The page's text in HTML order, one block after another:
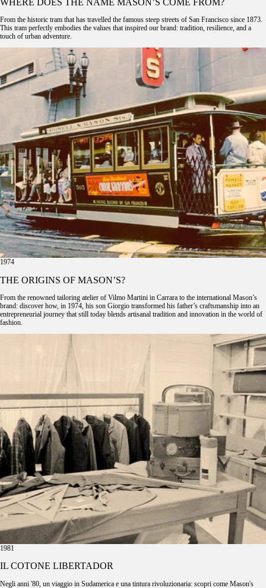
WHERE DOES THE NAME MASON’S COME FROM?
From the historic tram that has travelled the famous steep streets of San Francisco since 1873.
This tram perfectly embodies the values that inspired our brand: tradition, resilience, and a
touch of urban adventure.
1974
THE ORIGINS OF MASON’S?
From the renowned tailoring atelier of Vilmo Martini in Carrara to the international Mason’s
brand: discover how, in 1974, his son Giorgio transformed his father’s craftsmanship into an
entrepreneurial journey that still today blends artisanal tradition and innovation in the world of
fashion.
1981
IL COTONE LIBERTADOR
Negli anni '80, un viaggio in Sudamerica e una tintura rivoluzionaria: scopri come Mason's